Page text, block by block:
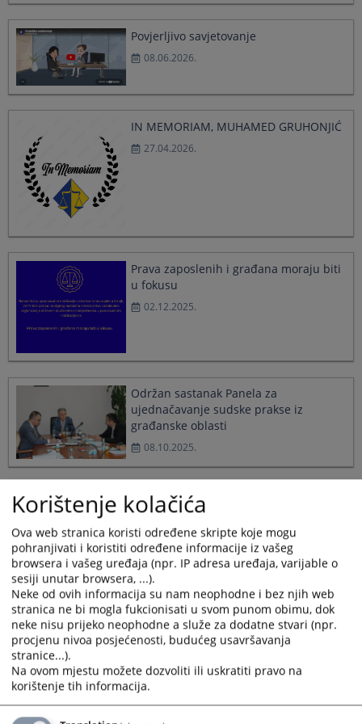
date.
the
question
mark
key
the
keyboard
shortcuts
changing
date.
Press
the
mark
key
to
the
Povjerljivo savjetovanje
08.06.2026.
IN MEMORIAM, MUHAMED GRUHONJIĆ
27.04.2026.
Prava zaposlenih i građana moraju biti
u fokusu
02.12.2025.
Održan sastanak Panela za
ujednačavanje sudske prakse iz
građanske oblasti
08.10.2025.
Korištenje vještačke inteligencije u
harmonizaciji sudske prakse
02.09.2025.
Nova Pravila o radu Panela za
ujednačavanje sudske prakse u BiH
15.07.2025.
Korištenje kolačića
Ova web stranica koristi određene skripte koje mogu
pohranjivati i koristiti određene informacije iz vašeg
browsera i vašeg uređaja (npr. IP adresa uređaja, varijable o
sesiji unutar browsera, ...).
Neke od ovih informacija su nam neophodne i bez njih web
stranica ne bi mogla fukcionisati u svom punom obimu, dok
neke nisu prijeko neophodne a služe za dodatne stvari (npr.
procjenu nivoa posjećenosti, budućeg usavršavanja
stranice...).
Na ovom mjestu možete dozvoliti ili uskratiti pravo na
korištenje tih informacija.